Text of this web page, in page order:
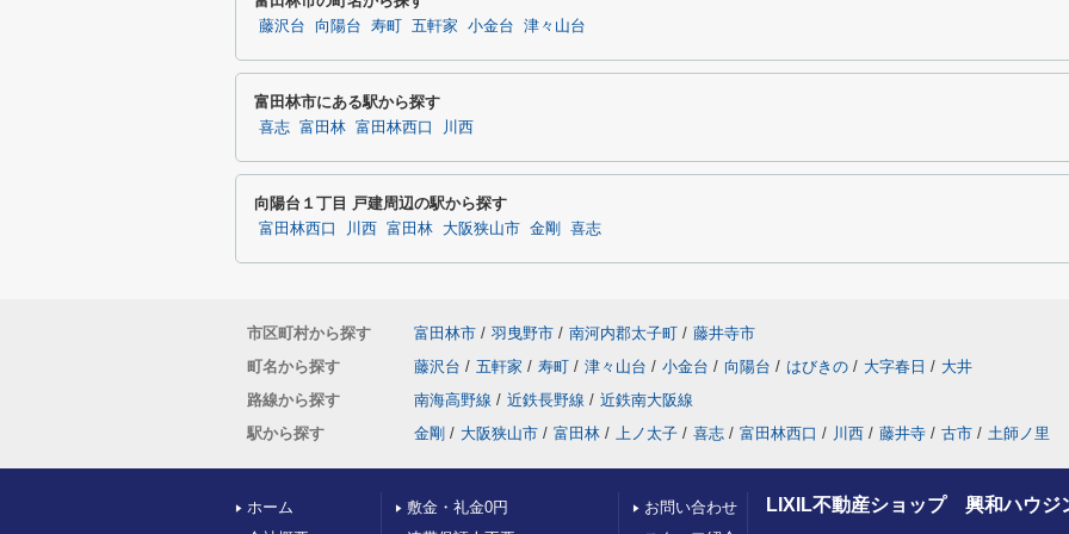
藤沢台 向陽台 寿町 五軒家 小金台 津々山台
富田林市にある駅から探す
喜志 富田林 富田林西口 川西
向陽台１丁目 戸建周辺の駅から探す
富田林西口 川西 富田林 大阪狭山市 金剛 喜志
市区町村から探す 富田林市 / 羽曳野市 / 南河内郡太子町 / 藤井寺市
町名から探す
藤沢台 / 五軒家 / 寿町 / 津々山台 / 小金台 / 向陽台 / はびきの / 大字春日 / 大井
路線から探す
南海高野線 / 近鉄長野線 / 近鉄南大阪線
駅から探す
金剛 / 大阪狭山市 / 富田林 / 上ノ太子 / 喜志 / 富田林西口 / 川西 / 藤井寺 / 古市 / 土師ノ里
ホーム
敷金・礼金0円
お問い合わせ
LIXIL不動産ショップ 興和ハウジ